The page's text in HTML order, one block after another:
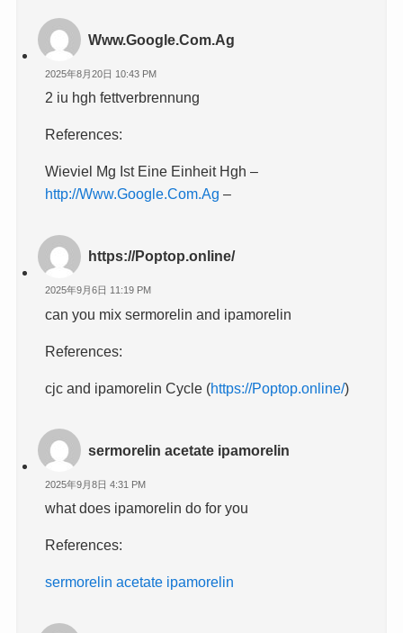
Www.Google.Com.Ag
2025年8月20日 10:43 PM
2 iu hgh fettverbrennung
References:
Wieviel Mg Ist Eine Einheit Hgh –
http://Www.Google.Com.Ag –
https://Poptop.online/
2025年9月6日 11:19 PM
can you mix sermorelin and ipamorelin
References:
cjc and ipamorelin Cycle (https://Poptop.online/)
sermorelin acetate ipamorelin
2025年9月8日 4:31 PM
what does ipamorelin do for you
References:
sermorelin acetate ipamorelin